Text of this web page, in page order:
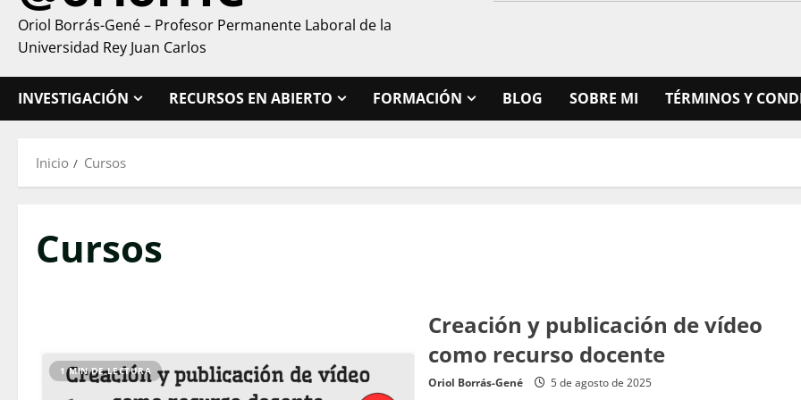
Oriol Borrás-Gené – Profesor Permanente Laboral de la
Universidad Rey Juan Carlos
INVESTIGACIÓN RECURSOS EN ABIERTO FORMACIÓN BLOG SOBRE MI TÉRMINOS Y
Inicio Cursos
Cursos
1 MIN DE LECTURA
Creación y publicación de vídeo
como recurso docente
Oriol Borrás-Gené 5 de agosto de 2025